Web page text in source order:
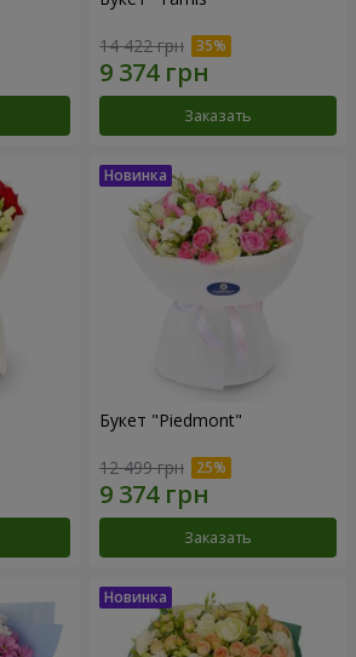
14 422 грн
Заказать
Букет "Piedmont"
12 499 грн
Заказать